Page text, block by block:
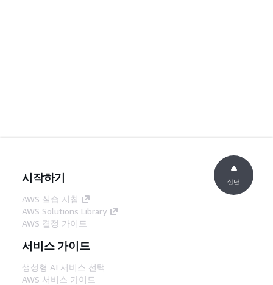
시작하기
AWS 실습 지침
AWS Solutions Library
AWS 결정 가이드
서비스 가이드
생성형 AI 서비스 선택
AWS 서비스 가이드
상단